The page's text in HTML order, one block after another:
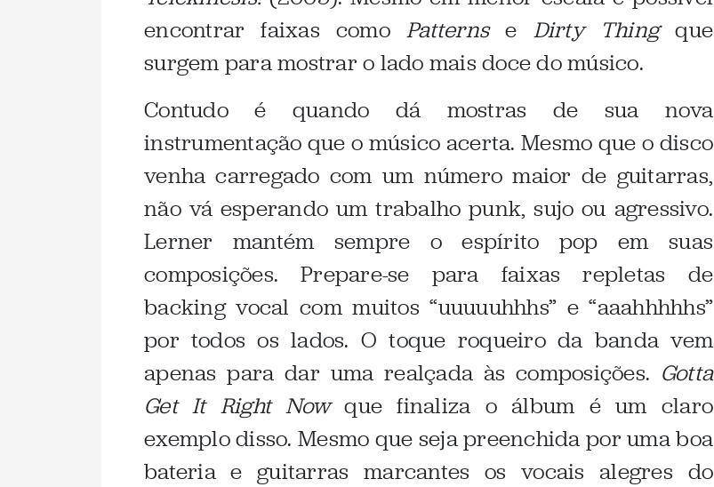
encontrar faixas comoPatternse Dirty Thingque
surgem para mostrar o lado mais doce do músico.
Contudo é quando dá mostras de sua nova
instrumentação que o músico acerta. Mesmo que o disco
venha carregado com um número maior de guitarras,
não vá esperando um trabalho punk, sujo ou agressivo.
Lerner mantém sempre o espírito pop em suas
composições. Prepare-se para faixas repletas de
backing vocal com muitos “uuuuuhhhs” e “aaahhhhhs”
por todos os lados. O toque roqueiro da banda vem
apenas para dar uma realçada às composições. Gotta
Get It Right Nowque finaliza o álbum é um claro
exemplo disso. Mesmo que seja preenchida por uma boa
bateria e guitarras marcantes os vocais alegres do